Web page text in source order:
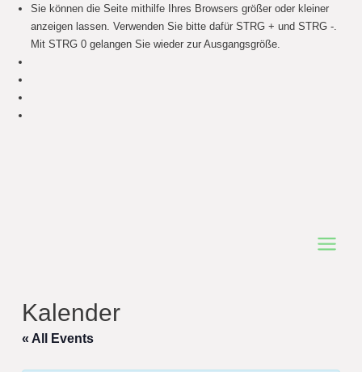
Sie können die Seite mithilfe Ihres Browsers größer oder kleiner
anzeigen lassen. Verwenden Sie bitte dafür STRG + und STRG -.
Mit STRG 0 gelangen Sie wieder zur Ausgangsgröße.
Main
Kalender
« All Events